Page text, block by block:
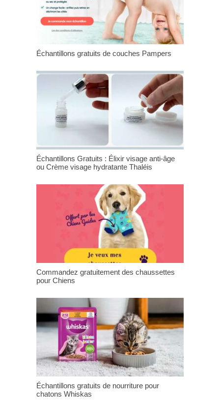
Échantillons gratuits de couches Pampers
Échantillons Gratuits : Élixir visage anti-âge
ou Crème visage hydratante Thaléis
Commandez gratuitement des chaussettes
pour Chiens
Échantillons gratuits de nourriture pour
chatons Whiskas